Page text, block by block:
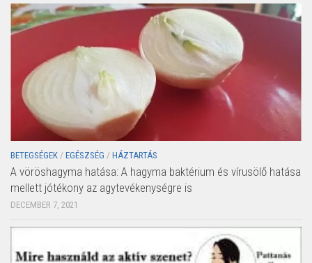
BETEGSÉGEK / EGÉSZSÉG / HÁZTARTÁS
A vöröshagyma hatása: A hagyma baktérium és vírusölő hatása
mellett jótékony az agytevékenységre is
DECEMBER 7, 2021